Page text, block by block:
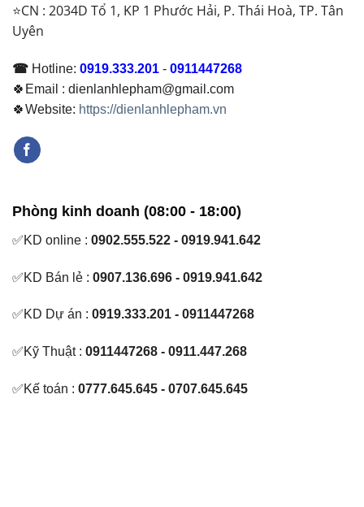
Loại
⭐CN : 2034D Tổ 1, KP 1 Phước Hải, P. Thái Hoà, TP. Tân
Uyên
☎ Hotline: 0919.333.201 - 0911447268
🍀Email : dienlanhlepham@gmail.com
🍀Website: https://dienlanhlepham.vn
Phòng kinh doanh (08:00 - 18:00)
✅KD online : 0902.555.522 - 0919.941.642
✅KD Bán lẻ : 0907.136.696 - 0919.941.642
✅KD Dự án : 0919.333.201 - 0911447268
✅Kỹ Thuật : 0911447268 - 0911.447.268
✅Kế toán : 0777.645.645 - 0707.645.645